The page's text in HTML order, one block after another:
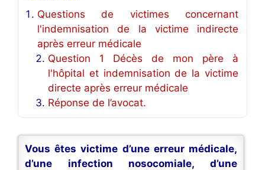
Questions de victimes concernant
l'indemnisation de la victime indirecte
après erreur médicale
Question 1 Décès de mon père à
l'hôpital et indemnisation de la victime
directe après erreur médicale
Réponse de l’avocat.
Vous êtes victime d’une erreur médicale,
d’une infection nosocomiale, d’une